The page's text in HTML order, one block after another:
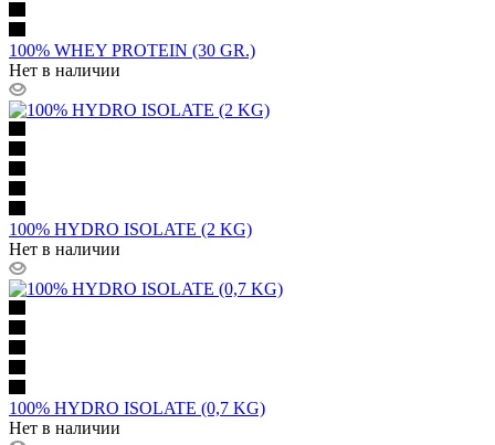
100% WHEY PROTEIN (30 GR.)
Нет в наличии
100% HYDRO ISOLATE (2 KG)
Нет в наличии
100% HYDRO ISOLATE (0,7 KG)
Нет в наличии